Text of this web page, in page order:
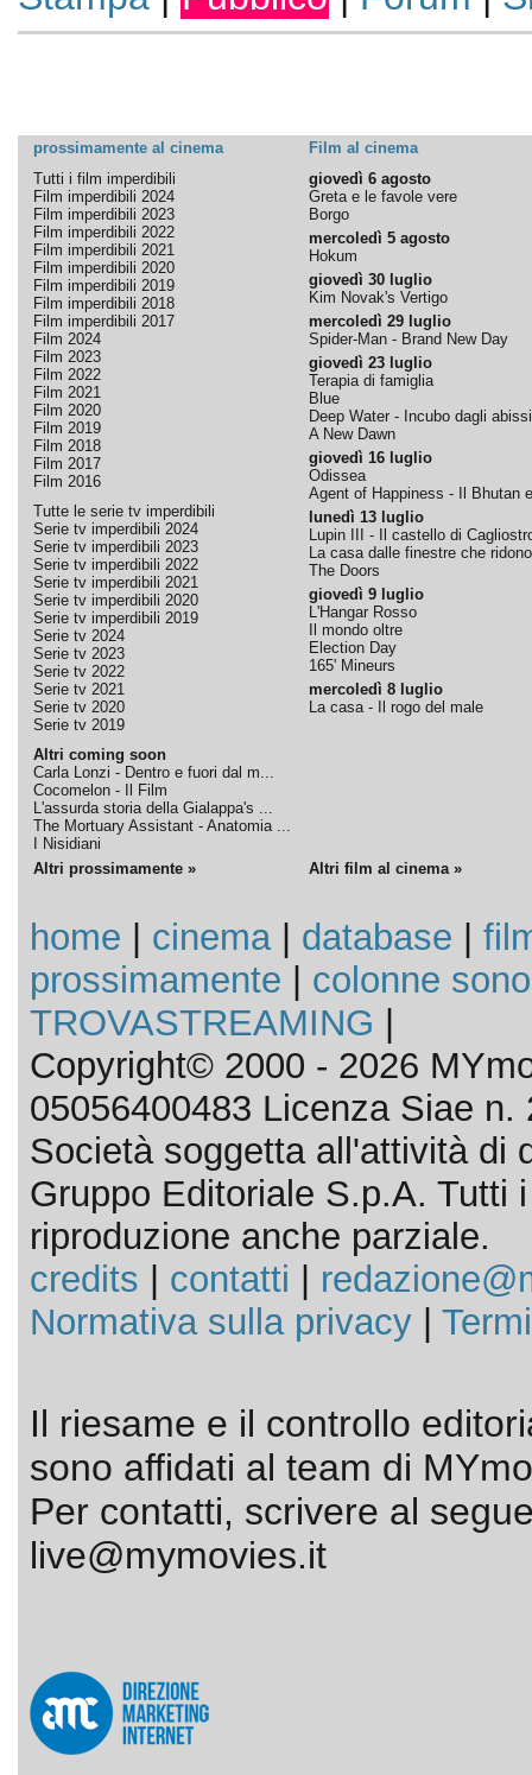
prossimamente al cinema
Film al cinema
Tutti i film imperdibili
Film imperdibili 2024
Film imperdibili 2023
Film imperdibili 2022
Film imperdibili 2021
Film imperdibili 2020
Film imperdibili 2019
Film imperdibili 2018
Film imperdibili 2017
Film 2024
Film 2023
Film 2022
Film 2021
Film 2020
Film 2019
Film 2018
Film 2017
Film 2016
Tutte le serie tv imperdibili
Serie tv imperdibili 2024
Serie tv imperdibili 2023
Serie tv imperdibili 2022
Serie tv imperdibili 2021
Serie tv imperdibili 2020
Serie tv imperdibili 2019
Serie tv 2024
Serie tv 2023
Serie tv 2022
Serie tv 2021
Serie tv 2020
Serie tv 2019
Altri coming soon
Carla Lonzi - Dentro e fuori dal m...
Cocomelon - Il Film
L'assurda storia della Gialappa's ...
The Mortuary Assistant - Anatomia ...
I Nisidiani
giovedì 6 agosto
Greta e le favole vere
Borgo
mercoledì 5 agosto
Hokum
giovedì 30 luglio
Kim Novak's Vertigo
mercoledì 29 luglio
Spider-Man - Brand New Day
giovedì 23 luglio
Terapia di famiglia
Blue
Deep Water - Incubo dagli abissi
A New Dawn
giovedì 16 luglio
Odissea
Agent of Happiness - Il Bhutan
lunedì 13 luglio
Lupin III - Il castello di
La casa dalle finestre che ridono
The Doors
giovedì 9 luglio
L'Hangar Rosso
Il mondo oltre
Election Day
165' Mineurs
mercoledì 8 luglio
La casa - Il rogo del male
Altri prossimamente » Altri film al cinema »
home cinema| database
prossimamente
colonne
TROVASTREAMING
Copyright© 2000 - 2026
05056400483 Licenza Siae n.
Società soggetta all'attività di
Gruppo Editoriale S.p.A. Tutti
riproduzione anche parziale.
credits
contatti
Normativa sulla privacy|
Il riesame e il controllo
sono affidati al team di
Per contatti, scrivere al
live@mymovies.it